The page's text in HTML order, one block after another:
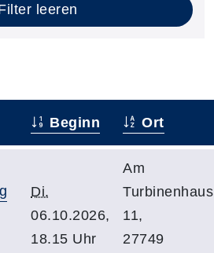
leeren
Beginn Ort
Di.
06.10.2026,
18.15 Uhr
Am
Turbinenhaus
11,
27749